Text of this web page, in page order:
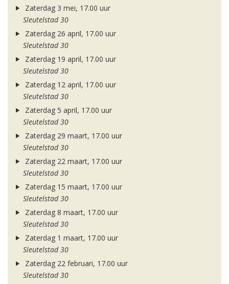
Zaterdag 3 mei, 17.00 uur
Sleutelstad 30
Zaterdag 26 april, 17.00 uur
Sleutelstad 30
Zaterdag 19 april, 17.00 uur
Sleutelstad 30
Zaterdag 12 april, 17.00 uur
Sleutelstad 30
Zaterdag 5 april, 17.00 uur
Sleutelstad 30
Zaterdag 29 maart, 17.00 uur
Sleutelstad 30
Zaterdag 22 maart, 17.00 uur
Sleutelstad 30
Zaterdag 15 maart, 17.00 uur
Sleutelstad 30
Zaterdag 8 maart, 17.00 uur
Sleutelstad 30
Zaterdag 1 maart, 17.00 uur
Sleutelstad 30
Zaterdag 22 februari, 17.00 uur
Sleutelstad 30